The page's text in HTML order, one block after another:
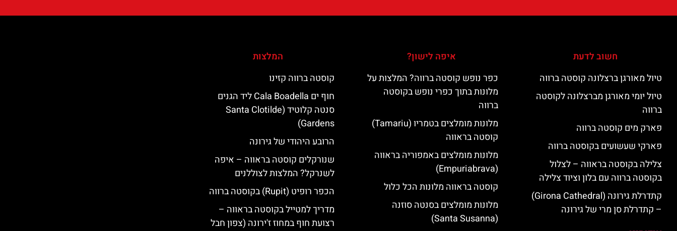
חשוב לדעת
טיול מאורגן ברצלונה קוסטה ברווה
טיול יומי מאורגן מברצלונה לקוסטה
ברווה
פארק מים קוסטה ברווה
פארקי שעשועים בקוסטה ברווה
צלילה בקוסטה בראווה – לצלול
בקוסטה ברווה עם בלון וציוד צלילה
קתדרלת גירונה (Girona Cathedral)
– קתדרלת סן מרי של גירונה
איפה לישון?
כפר נופש קוסטה ברווה? המלצות על
מלונות בתוך כפרי נופש בקוסטה
ברווה
מלונות מומלצים בטמריו (Tamariu)
קוסטה בראווה
מלונות מומלצים באמפוריה בראווה
(Empuriabrava)
קוסטה בראווה מלונות הכל כלול
מלונות מומלצים בסנטה סוזנה
(Santa Susanna)
המלצות
קוסטה ברווה קזינו
חוף ים Cala Boadella ליד הגנים
סנטה קלוטיד (Santa Clotilde
Gardens)
הרובע היהודי של גירונה
שנורקלים קוסטה בראווה – איפה
לשנרקל? המלצות לצוללנים
הכפר רופיט (Rupit) בקוסטה ברווה
מדריך למטייל בקוסטה בראווה –
רצועת חוף במחוז ז'ירונה (צפון חבל